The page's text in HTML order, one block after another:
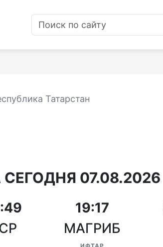
Татарстан
07.08.2026
19:17
МАГРИБ